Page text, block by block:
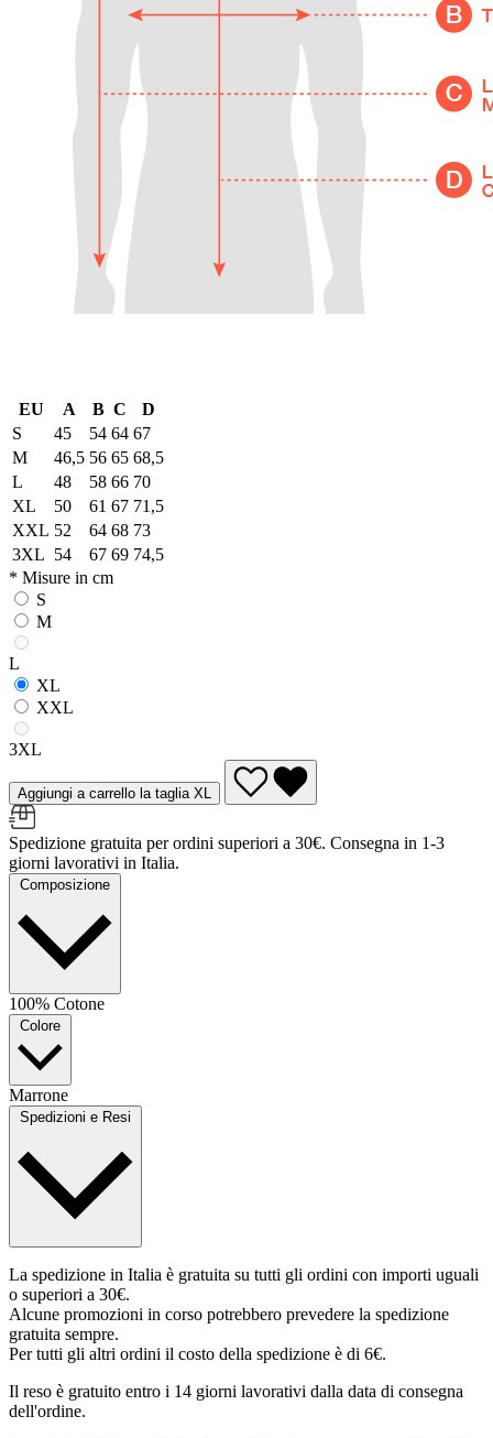
EU A B C
D
S
45 54 64 67
M
46,5 56 65 68,5
L
48 58 66 70
XL
50 61 67 71,5
XXL 52 64 68 73
3XL 54 67 69 74,5
* Misure in cm
S
M
L
XL
XXL
3XL
Aggiungi a carrello la taglia XL
Spedizione gratuita per ordini superiori a 30€. Consegna in 1-3
giorni lavorativi in Italia.
Composizione
100% Cotone
Colore
Marrone
Spedizioni e Resi
La spedizione in Italia è gratuita su tutti gli ordini con importi uguali
o superiori a 30€.
Alcune promozioni in corso potrebbero prevedere la spedizione
gratuita sempre.
Per tutti gli altri ordini il costo della spedizione è di 6€.
Il reso è gratuito entro i 14 giorni lavorativi dalla data di consegna
dell'ordine.